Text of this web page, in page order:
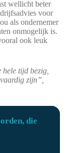
wellicht beter
voor
als ondernemer
onmogelijk is.
ook leuk
tijd bezig,
zijn”,
die